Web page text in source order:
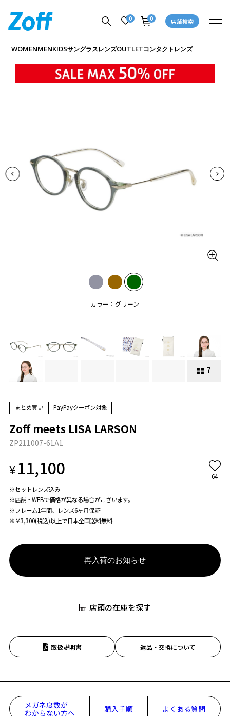
0 0 店舗検索
WOMENMENKIDSサングラスレンズOUTLETコンタクトレンズ
カラー：グリーン
7
商品詳細ページへ
まとめ買い PayPayクーポン対象
Zoff meets LISA LARSON
ZP211007-61A1
¥11,100 64
※セットレンズ込み
※店舗・WEBで価格が異なる場合がこざいます。
※フレーム1年間、レンズ6ヶ月保証
※￥3,300(税込)以上で日本全国送料無料
再入荷のお知らせ
店頭の在庫を探す
取扱説明書 返品・交換について
メガネ度数が
わからない方へ
購入手順 よくある質問